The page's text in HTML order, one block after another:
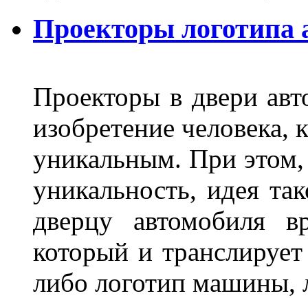
Проекторы логотипа
Проекторы в двери
изобретение человека,
уникальным. При этом,
уникальность, идея
дверцу автомобиля
который и
либо логотип машины,